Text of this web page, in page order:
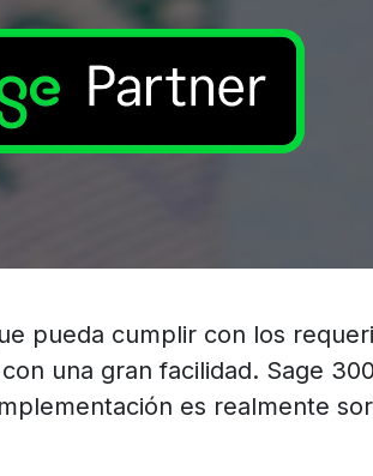
pueda cumplir con los
una gran facilidad. Sage
es realmente